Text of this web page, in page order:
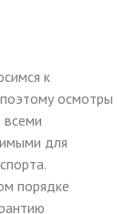
к
осмотры
всеми
для
порядке